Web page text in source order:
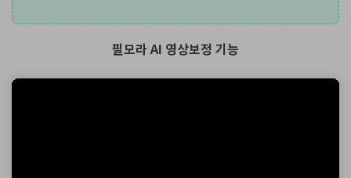
필모라 AI 영상보정 기능